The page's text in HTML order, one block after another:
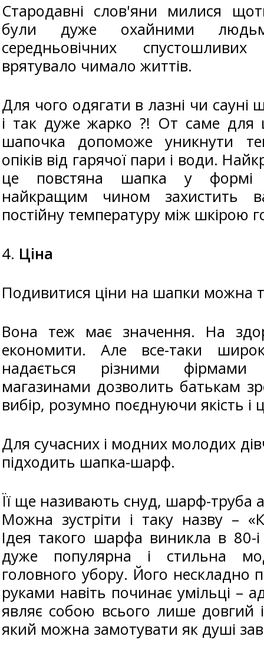
Стародавні слов'яни милися
були дуже охайними
середньовічних
врятувало чимало життів.
Для чого одягати в лазні чи сауні
і так дуже жарко ?! От саме для
шапочка допоможе уникнути
опіків від гарячої пари і води.
це повстяна шапка у формі
найкращим чином захистить
постійну температуру між шкірою
4. Ціна
Подивитися ціни на шапки можна
Вона теж має значення. На
економити. Але все-таки
надається різними фірмами
магазинами дозволить батькам
вибір, розумно поєднуючи якість і
Для сучасних і модних молодих
підходить шапка-шарф.
Її ще називають снуд, шарф-труба
Можна зустріти і таку назву –
Ідея такого шарфа виникла в 80-
дуже популярна і стильна
головного убору. Його нескладно
руками навіть починає умільці –
являє собою всього лише довгий
який можна замотувати як душі